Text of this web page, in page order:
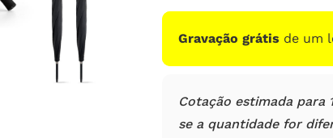
clientes
Gravação grátis de um
Cotação estimada para
se a quantidade for